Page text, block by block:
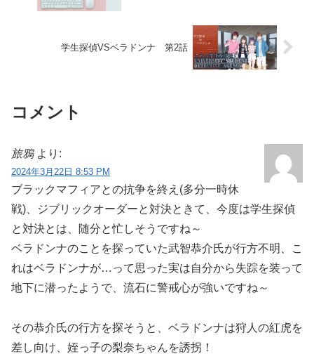
学生探偵VSベラドンナ 第2話
コメント
旅鴉 より:
2024年3月22日 8:53 PM
ブラックマフィアとの抗争を終え(多分一時休
戦)、ジブリックオーダーと対決ときて、今度は学生探偵
と対決とは、随分と忙しそうですね～
ベラドンナのことを探っていた武智恭介氏が行方不明、こ
れはベラドンナが…って思った実は自分から失踪を装って
地下に潜ったようで、流石に警戒心が強いですね～
その恭介氏の行方を探そうと、ベラドンナは狩人の紅虎を
差し向け、姪っ子の梨奈ちゃんを誘拐！